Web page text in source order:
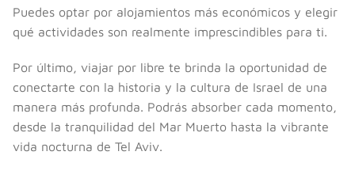
Puedes optar por alojamientos más económicos y elegir
qué actividades son realmente imprescindibles para ti.
Por último, viajar por libre te brinda la oportunidad de
conectarte con la historia y la cultura de Israel de una
manera más profunda. Podrás absorber cada momento,
desde la tranquilidad del Mar Muerto hasta la vibrante
vida nocturna de Tel Aviv.